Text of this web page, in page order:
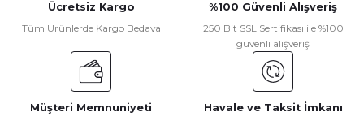
Ücretsiz Kargo
Tüm Ürünlerde Kargo Bedava
%100 Güvenli Alışveriş
250 Bit SSL Sertifikası ile %100
güvenli alışveriş
Müşteri Memnuniyeti
Havale ve Taksit İmkanı